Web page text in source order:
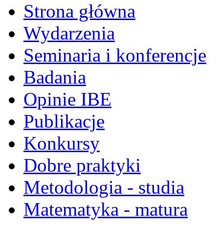
Strona główna
Wydarzenia
Seminaria i konferencje
Badania
Opinie IBE
Publikacje
Konkursy
Dobre praktyki
Metodologia - studia
Matematyka - matura